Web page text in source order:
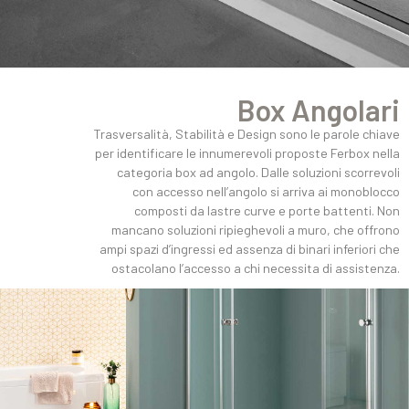
Box Angolari
Trasversalità, Stabilità e Design sono le parole chiave
per identificare le innumerevoli proposte Ferbox nella
categoria box ad angolo. Dalle soluzioni scorrevoli
con accesso nell’angolo si arriva ai monoblocco
composti da lastre curve e porte battenti. Non
mancano soluzioni ripieghevoli a muro, che offrono
ampi spazi d’ingressi ed assenza di binari inferiori che
ostacolano l’accesso a chi necessita di assistenza.